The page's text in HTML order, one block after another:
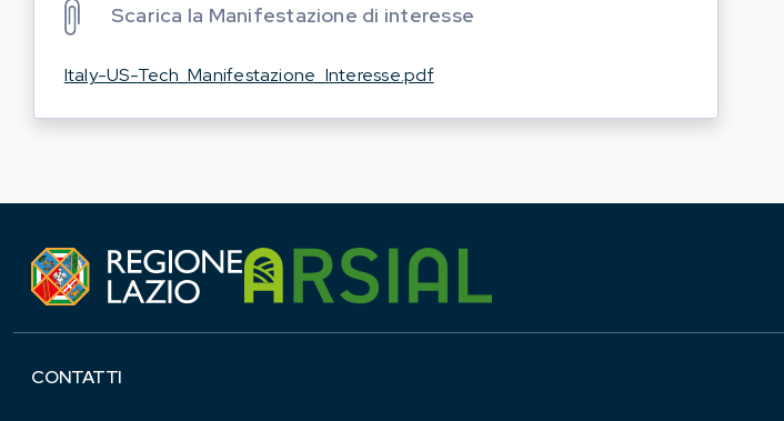
Scarica la Manifestazione di interesse
Italy-US-Tech_Manifestazione_Interesse.pdf
CONTATTI